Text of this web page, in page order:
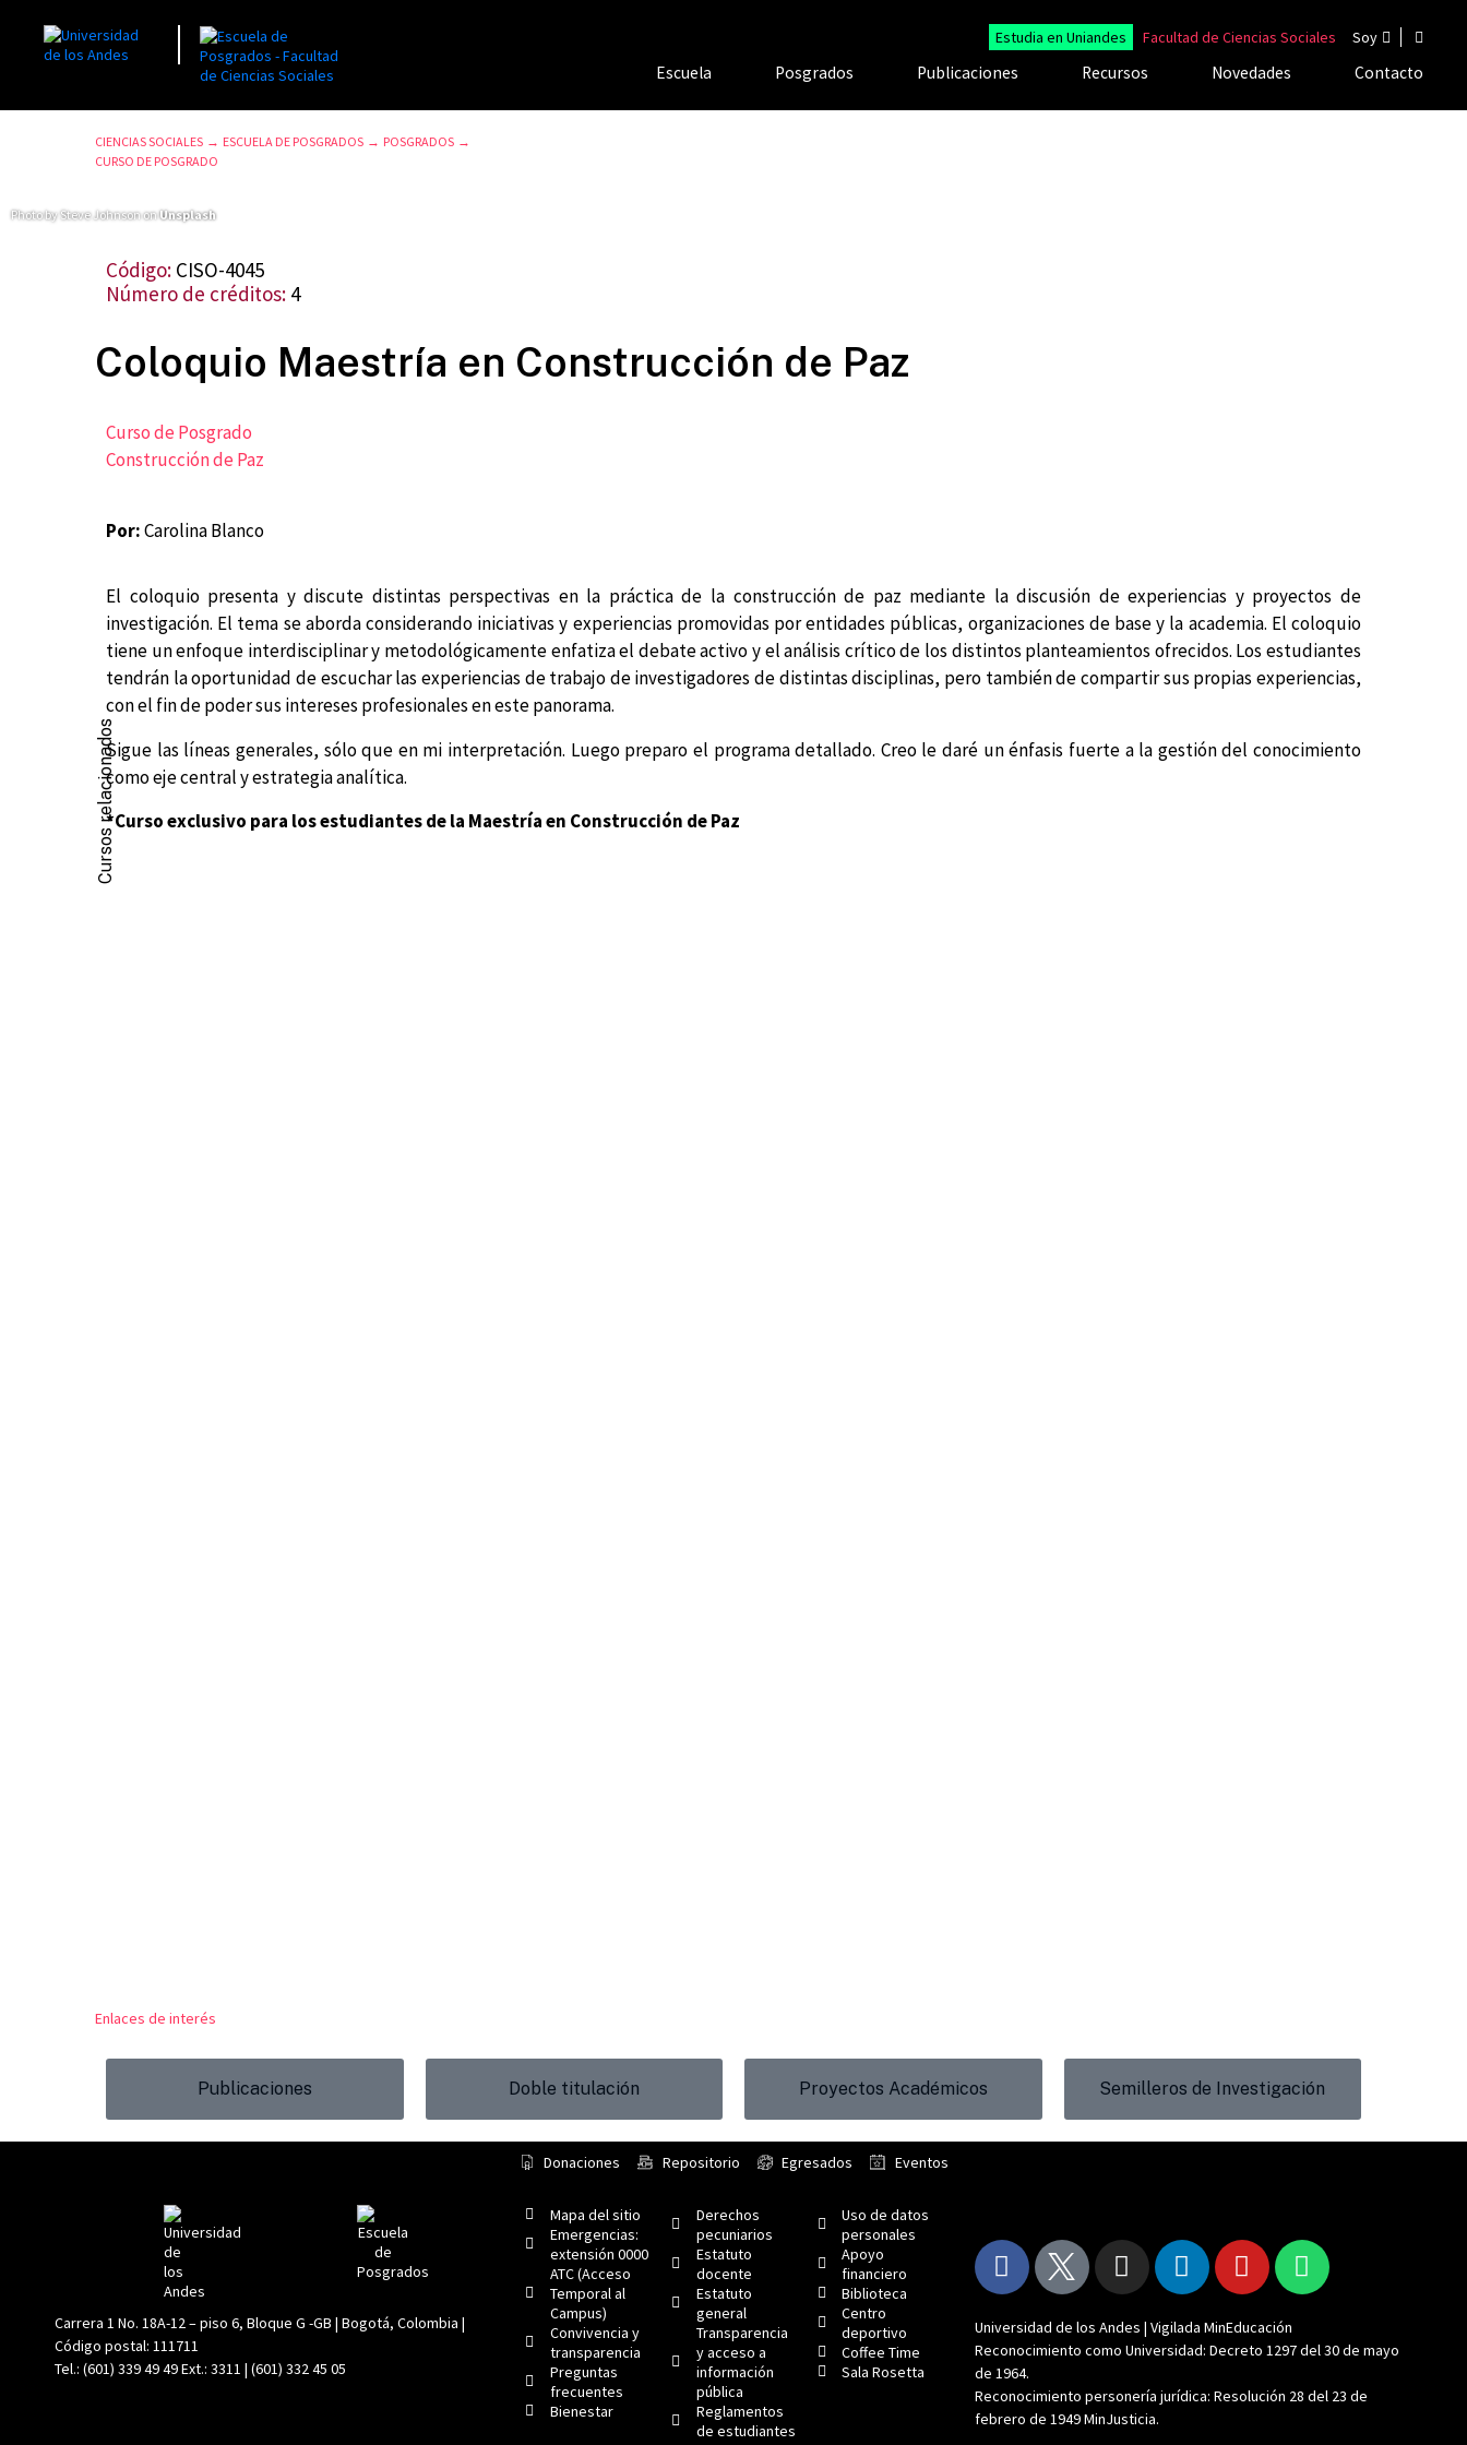
Estudia en Uniandes Facultad de Ciencias Sociales Soy
Escuela Posgrados Publicaciones Recursos Novedades Contacto
CIENCIAS SOCIALES → ESCUELA DE POSGRADOS → POSGRADOS →
CURSO DE POSGRADO
Photo by Steve Johnson onUnsplash
Código: CISO-4045
Número de créditos: 4
Coloquio Maestría en Construcción de Paz
Curso de Posgrado
Construcción de Paz
Por:Carolina Blanco
El coloquio presenta y discute distintas perspectivas en la práctica de la construcción de paz mediante la discusión de experiencias y proyectos de
investigación. El tema se aborda considerando iniciativas y experiencias promovidas por entidades públicas, organizaciones de base y la academia. El coloquio
tiene un enfoque interdisciplinar y metodológicamente enfatiza el debate activo y el análisis crítico de los distintos planteamientos ofrecidos. Los estudiantes
tendrán la oportunidad de escuchar las experiencias de trabajo de investigadores de distintas disciplinas, pero también de compartir sus propias experiencias,
con el fin de poder sus intereses profesionales en este panorama.
Sigue las líneas generales, sólo que en mi interpretación. Luego preparo el programa detallado. Creo le daré un énfasis fuerte a la gestión del conocimiento
como eje central y estrategia analítica.
*Curso exclusivo para los estudiantes de la Maestría en Construcción de Paz
Cursos relacionados
Enlaces de interés
Publicaciones Doble titulación Proyectos Académicos Semilleros de Investigación
Donaciones Repositorio Egresados Eventos
Carrera 1 No. 18A-12 – piso 6, Bloque G -GB | Bogotá, Colombia |
Código postal: 111711
Tel.: (601) 339 49 49 Ext.: 3311 | (601) 332 45 05
Mapa del sitio
Emergencias:
extensión 0000
ATC (Acceso
Temporal al
Campus)
Convivencia y
transparencia
Preguntas
frecuentes
Bienestar
Derechos
pecuniarios
Estatuto
docente
Estatuto
general
Transparencia
y acceso a
información
pública
Reglamentos
de estudiantes
Uso de datos
personales
Apoyo
financiero
Biblioteca
Centro
deportivo
Coffee Time
Sala Rosetta
Universidad de los Andes | Vigilada MinEducación
Reconocimiento como Universidad: Decreto 1297 del 30 de mayo
de 1964.
Reconocimiento personería jurídica: Resolución 28 del 23 de
febrero de 1949 MinJusticia.